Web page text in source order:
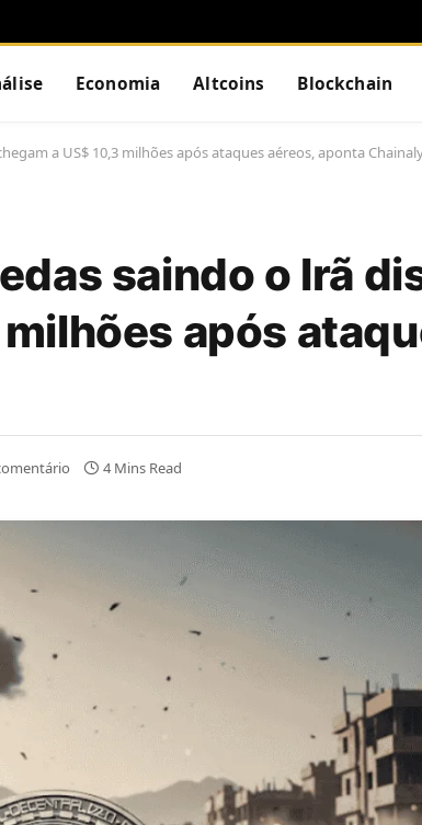
Economia Altcoins Blockchain
a US$ 10,3 milhões após ataques aéreos, aponta
saindo o Irã
após
4 Mins Read